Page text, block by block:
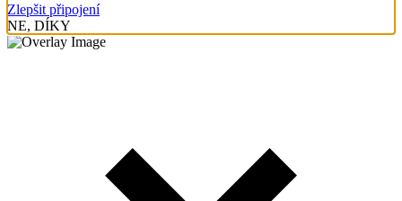
Zlepšit připojení
NE, DÍKY